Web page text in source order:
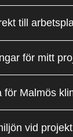
till
för mitt
för Malmös
vid